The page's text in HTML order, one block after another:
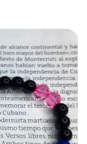
precio es de